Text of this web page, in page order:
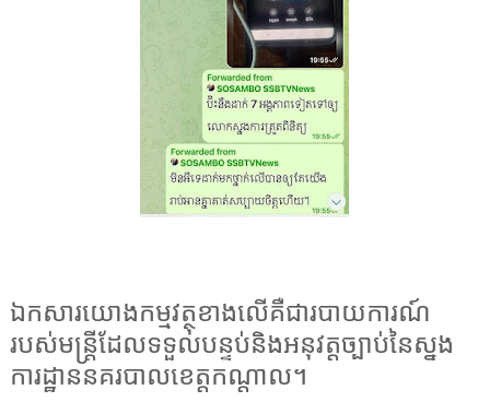
ឯកសារយោងកម្មវត្ថុខាងលើគឺជារបាយការណ៍
របស់មន្ត្រីដែលទទួលបន្ទប់និងអនុវត្តច្បាប់នៃស្នង
ការដ្ឋាននគរបាលខេត្តកណ្តាល។